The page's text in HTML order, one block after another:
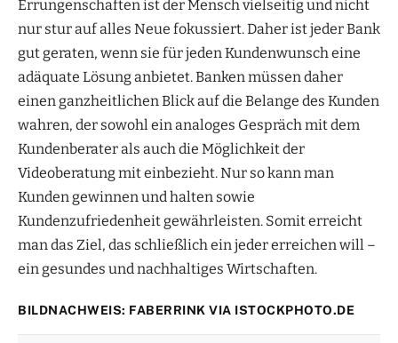
Errungenschaften ist der Mensch vielseitig und nicht
nur stur auf alles Neue fokussiert. Daher ist jeder Bank
gut geraten, wenn sie für jeden Kundenwunsch eine
adäquate Lösung anbietet. Banken müssen daher
einen ganzheitlichen Blick auf die Belange des Kunden
wahren, der sowohl ein analoges Gespräch mit dem
Kundenberater als auch die Möglichkeit der
Videoberatung mit einbezieht. Nur so kann man
Kunden gewinnen und halten sowie
Kundenzufriedenheit gewährleisten. Somit erreicht
man das Ziel, das schließlich ein jeder erreichen will –
ein gesundes und nachhaltiges Wirtschaften.
BILDNACHWEIS: FABERRINK VIA ISTOCKPHOTO.DE